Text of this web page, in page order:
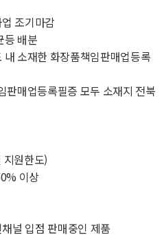
조기마감
등 배분
내 소재한 화장품책임판매업등록
매업등록필증 모두 소재지 전북
원한도)
이상
널 입점 판매중인 제품